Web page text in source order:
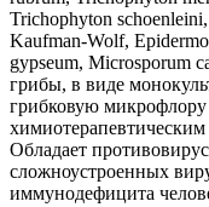
Trichophyton
Kaufman-Wolf,
gypseum, Microsporum
грибы, в виде
грибковую микрофлору
химиотерапевтическим
Обладает
сложноустроенных
иммунодефицита